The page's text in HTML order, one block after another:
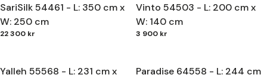
SariSilk 54461 - L: 350 cm x
W: 250 cm
22 300 kr
Vinto 54503 - L: 200 cm x
W: 140 cm
3 900 kr
Yalleh 55568 - L: 231 cm x
Paradise 64558 - L: 244 cm